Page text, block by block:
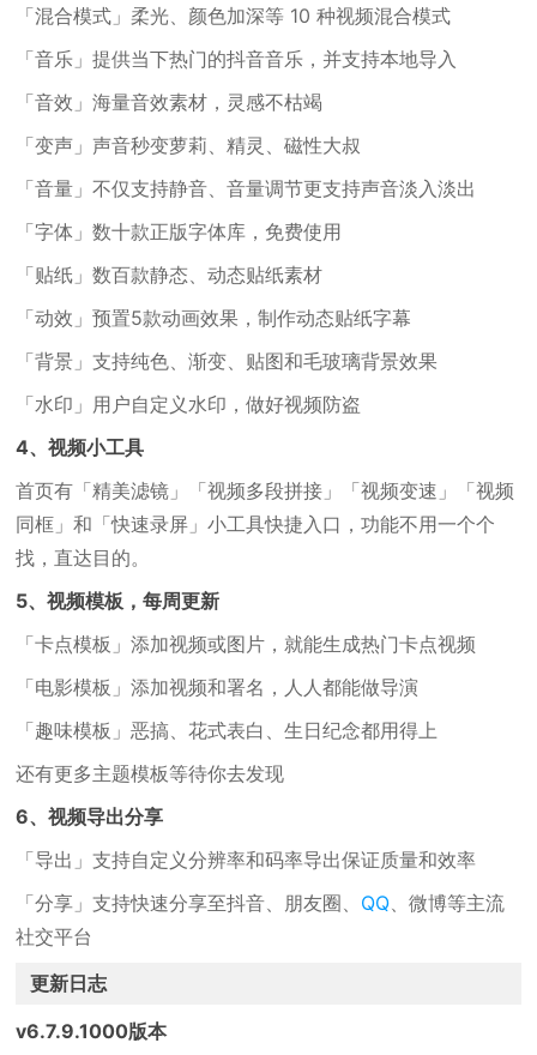
「混合模式」柔光、颜色加深等 10 种视频混合模式
「音乐」提供当下热门的抖音音乐，并支持本地导入
「音效」海量音效素材，灵感不枯竭
「变声」声音秒变萝莉、精灵、磁性大叔
「音量」不仅支持静音、音量调节更支持声音淡入淡出
「字体」数十款正版字体库，免费使用
「贴纸」数百款静态、动态贴纸素材
「动效」预置5款动画效果，制作动态贴纸字幕
「背景」支持纯色、渐变、贴图和毛玻璃背景效果
「水印」用户自定义水印，做好视频防盗
4、视频小工具
首页有「精美滤镜」「视频多段拼接」「视频变速」「视频
同框」和「快速录屏」小工具快捷入口，功能不用一个个
找，直达目的。
5、视频模板，每周更新
「卡点模板」添加视频或图片，就能生成热门卡点视频
「电影模板」添加视频和署名，人人都能做导演
「趣味模板」恶搞、花式表白、生日纪念都用得上
还有更多主题模板等待你去发现
6、视频导出分享
「导出」支持自定义分辨率和码率导出保证质量和效率
「分享」支持快速分享至抖音、朋友圈、 QQ、微博等主流
社交平台
更新日志
v6.7.9.1000版本